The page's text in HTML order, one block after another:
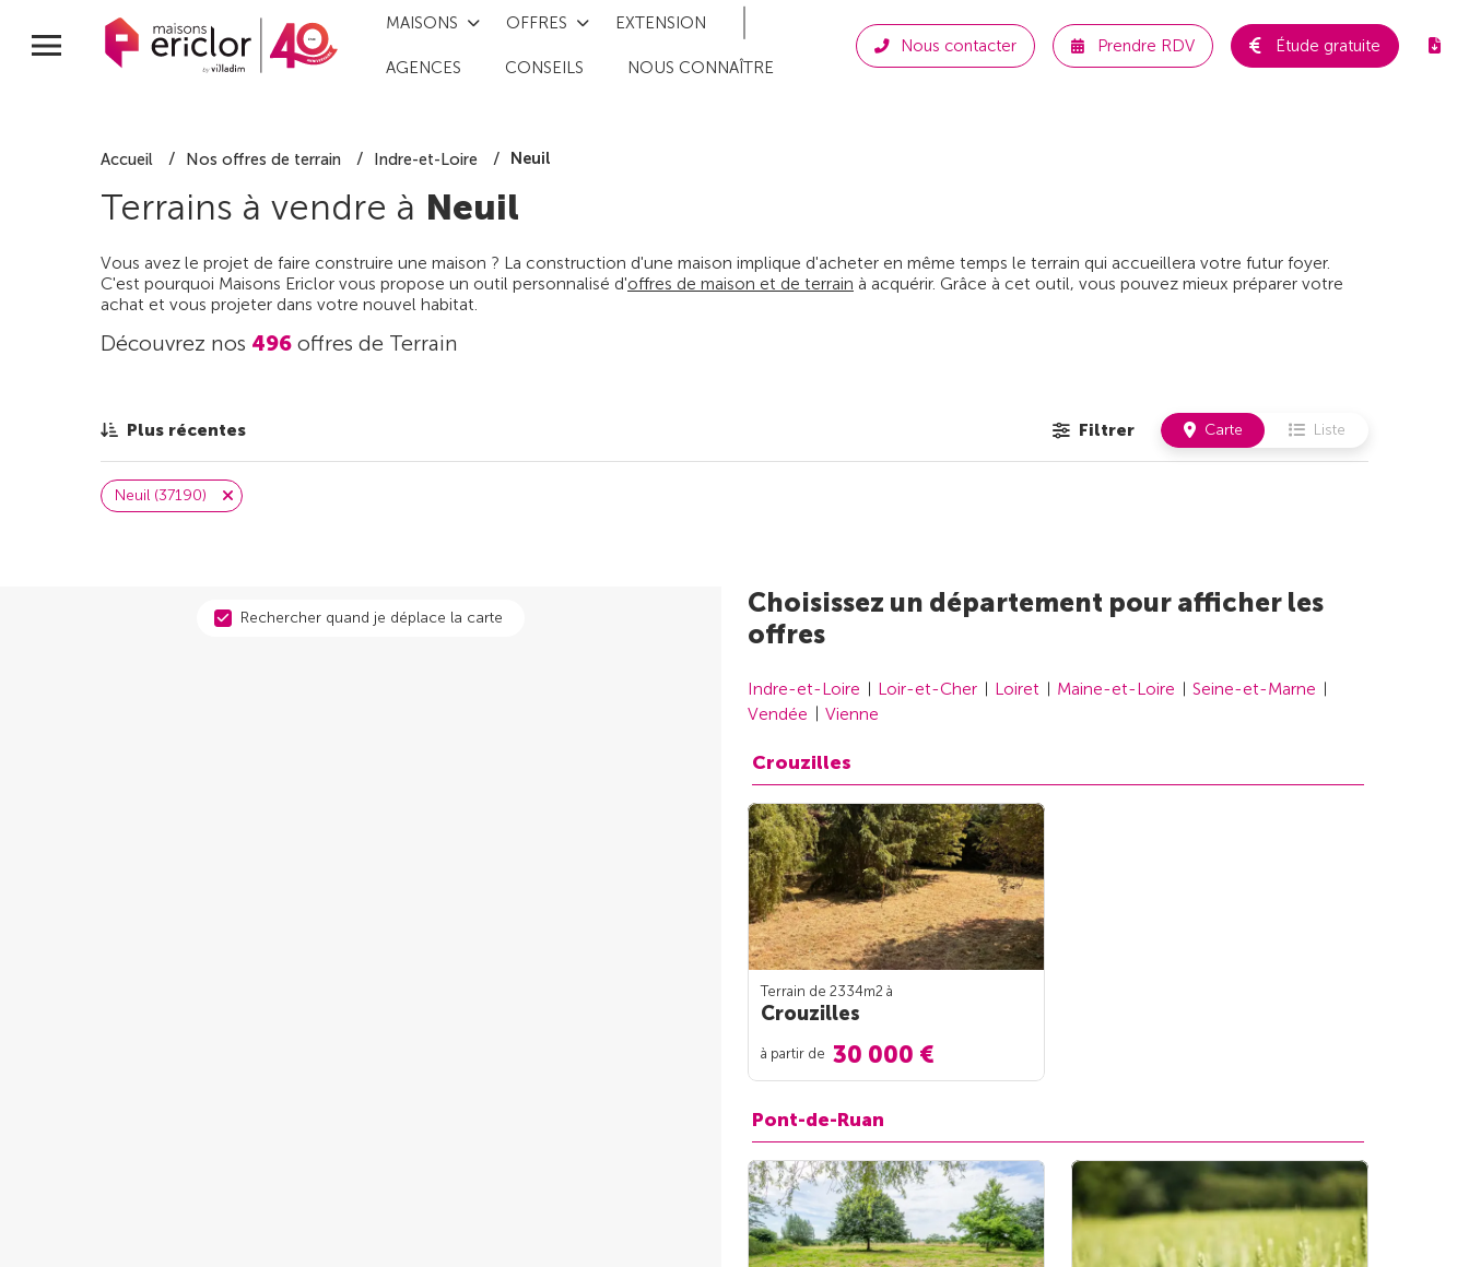
MAISONS OFFRES EXTENSION
AGENCES CONSEILS NOUS CONNAÎTRE
Nous contacter Prendre RDV Étude gratuite
Accueil Nos offres de terrain Indre-et-Loire Neuil
Terrains à vendre à Neuil
Vous avez le projet de faire construire une maison ? La construction d'une maison implique d'acheter en même temps le terrain qui accueillera votre futur foyer.
C'est pourquoi Maisons Ericlor vous propose un outil personnalisé d'offres de maison et de terrain à acquérir. Grâce à cet outil, vous pouvez mieux préparer votre
achat et vous projeter dans votre nouvel habitat.
Découvrez nos 496 offres de Terrain
Plus récentes Filtrer Carte Liste
Neuil (37190)
Rechercher quand je déplace la carte
Choisissez un département pour afficher les
offres
Indre-et-Loire Loir-et-Cher Loiret Maine-et-Loire
Seine-et-Marne
Vendée
Vienne
Crouzilles
Terrain de 2334m2 à
Crouzilles
à partir de 30 000 €
Pont-de-Ruan